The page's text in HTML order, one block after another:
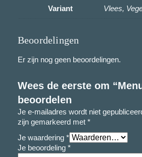
Variant Vlees,
Beoordelingen
Er zijn nog geen beoordelingen.
Wees de eerste om
beoordelen
Je e-mailadres wordt niet
zijn gemarkeerd met *
Je waardering *
Je beoordeling *